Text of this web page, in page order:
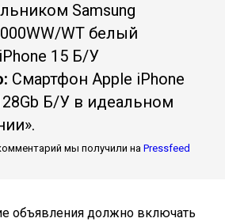
Samsung
WT белый
iPhone 15 Б/У
Смартфон Apple iPhone
Б/У в идеальном
мы получили на Pressfeed
объявления должно включать